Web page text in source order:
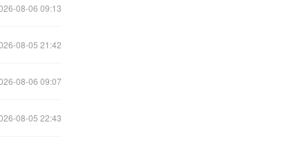
08-06 09:13
08-05 21:42
08-06 09:07
08-05 22:43